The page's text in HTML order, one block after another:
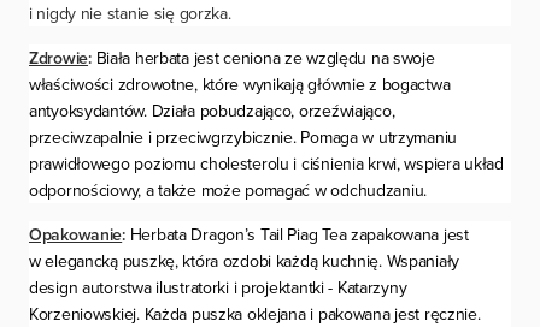
i nigdy nie stanie się gorzka.
Zdrowie:Biała herbata jest ceniona ze względu na swoje
właściwości zdrowotne, które wynikają głównie z bogactwa
antyoksydantów. Działa pobudzająco, orzeźwiająco,
przeciwzapalnie i przeciwgrzybicznie. Pomaga w utrzymaniu
prawidłowego poziomu cholesterolu i ciśnienia krwi, wspiera układ
odpornościowy, a także może pomagać w odchudzaniu.
Opakowanie:Herbata Dragon’s Tail Piag Tea zapakowana jest
w elegancką puszkę, która ozdobi każdą kuchnię. Wspaniały
design autorstwa ilustratorki i projektantki - Katarzyny
Korzeniowskiej. Każda puszka oklejana i pakowana jest ręcznie.